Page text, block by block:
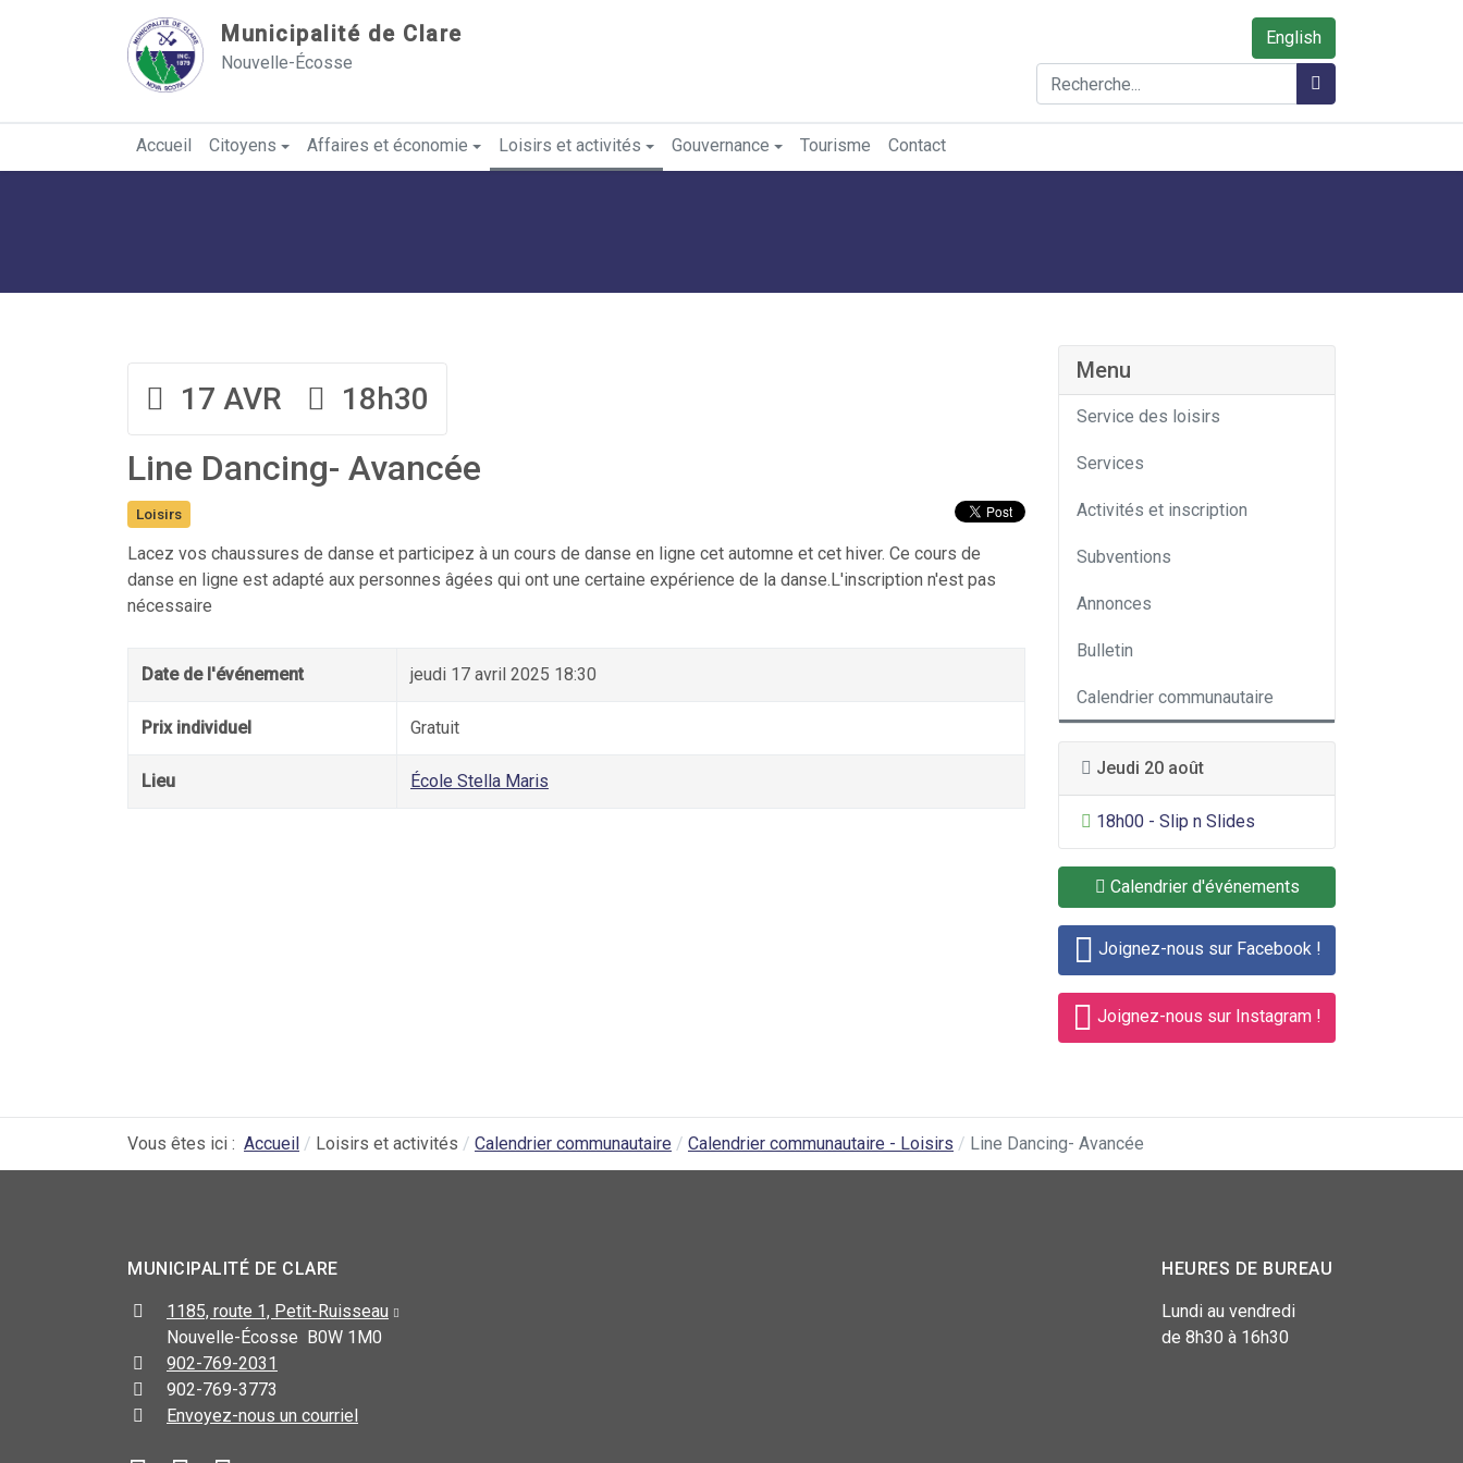
Municipalité de Clare
Nouvelle-Écosse
English
Rechercher
Accueil Citoyens Affaires et économie Loisirs et activités Gouvernance Tourisme Contact
17 AVR 18h30
Line Dancing- Avancée
Loisirs
Lacez vos chaussures de danse et participez à un cours de danse en ligne cet automne et cet hiver. Ce cours de
danse en ligne est adapté aux personnes âgées qui ont une certaine expérience de la danse.L'inscription n'est pas
nécessaire
Date de l'événement jeudi 17 avril 2025 18:30
Prix individuel Gratuit
Lieu École Stella Maris
Menu
Service des loisirs
Services
Activités et inscription
Subventions
Annonces
Bulletin
Calendrier communautaire
Jeudi 20 août
Divertissement général
18h00 - Slip n Slides
Calendrier d'événements
Joignez-nous sur Facebook !
Joignez-nous sur Instagram !
Vous êtes ici : Accueil Loisirs et activités Calendrier communautaire Calendrier communautaire - Loisirs Line Dancing- Avancée
MUNICIPALITÉ DE CLARE
1185, route 1, Petit-Ruisseau
Nouvelle-Écosse B0W 1M0
902-769-2031
902-769-3773
Envoyez-nous un courriel
HEURES DE BUREAU
Lundi au vendredi
de 8h30 à 16h30